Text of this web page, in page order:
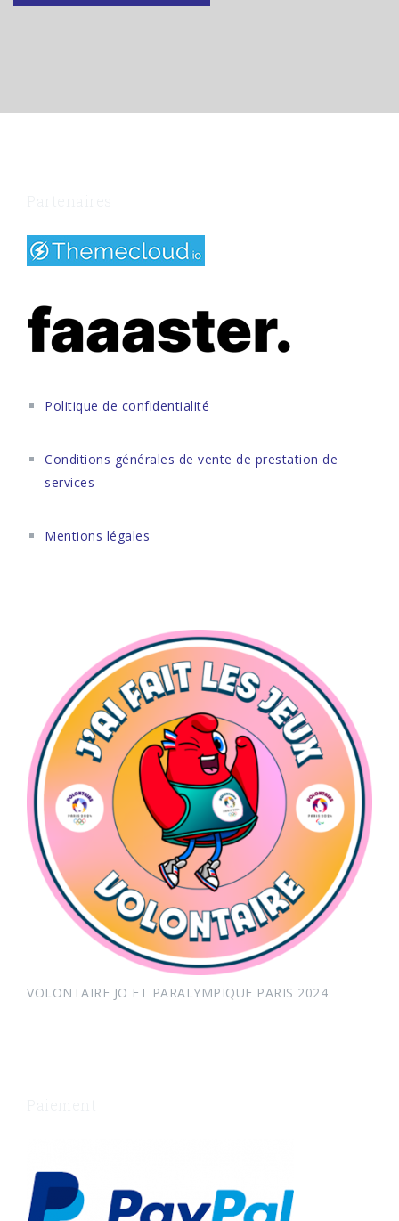
Politique de confidentialité
Conditions générales de vente de prestation de
services
Mentions légales
VOLONTAIRE JO ET PARALYMPIQUE PARIS 2024